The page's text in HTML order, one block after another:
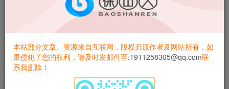
配音员的添加修改，设置推荐，设置配音员的试听文字。
告
朋友圈海报合成的支持
发现导流。该小程序是功能类的小程序，可以通过福利种的
本站部分文章、资源来自互联网，版权归原作者及网站所有，如
果侵犯了您的权利，请及时发邮件至:1911258305@qq.com联
系我删除！